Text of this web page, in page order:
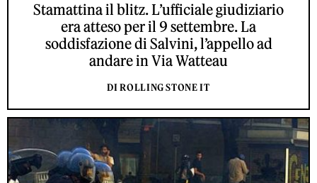
Stamattina il blitz. L’ufficiale giudiziario
era atteso per il 9 settembre. La
soddisfazione di Salvini, l’appello ad
andare in Via Watteau
DI ROLLING STONE IT